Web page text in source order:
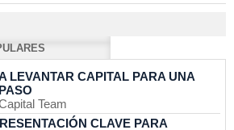
LEVANTAR CAPITAL PARA UNA
Team
CLAVE PARA